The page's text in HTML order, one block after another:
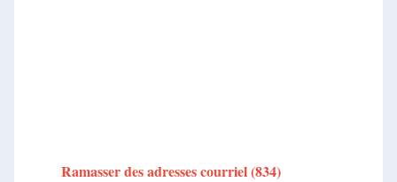
Ramasser des adresses courriel (834)